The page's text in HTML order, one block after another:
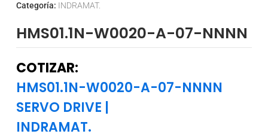
Categoría: INDRAMAT.
HMS01.1N-W0020-A-07-NNNN
COTIZAR:
HMS01.1N-W0020-A-07-NNNN
SERVO DRIVE |
INDRAMAT.